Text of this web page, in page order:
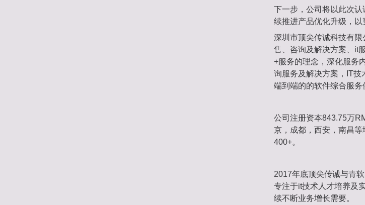
下一步，公司将以此次
续推进产品优化升级，以
深圳市顶尖传诚科技有
售、咨询及解决方案、it
+服务的理念，深化服务
询服务及解决方案，IT技
端到端的的软件综合服务
公司注册资本843.75万
京，成都，西安，南昌
400+。
2017年底顶尖传诚与青
专注于it技术人才培养及
续不断业务增长需要。